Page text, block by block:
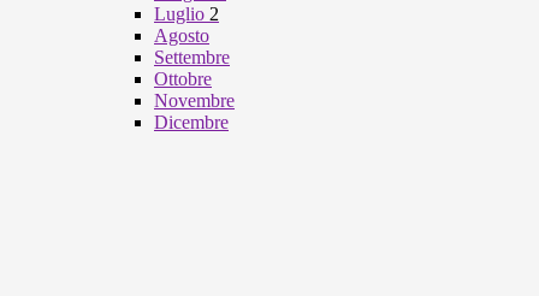
Luglio 2
Agosto
Settembre
Ottobre
Novembre
Dicembre